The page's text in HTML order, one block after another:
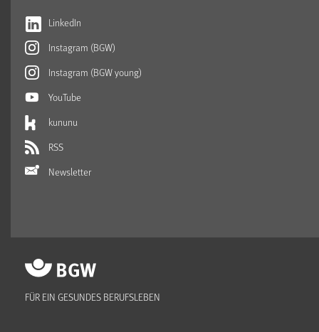
LinkedIn
Instagram (BGW)
Instagram (BGW young)
YouTube
kununu
RSS
Newsletter
FÜR EIN GESUNDES BERUFSLEBEN